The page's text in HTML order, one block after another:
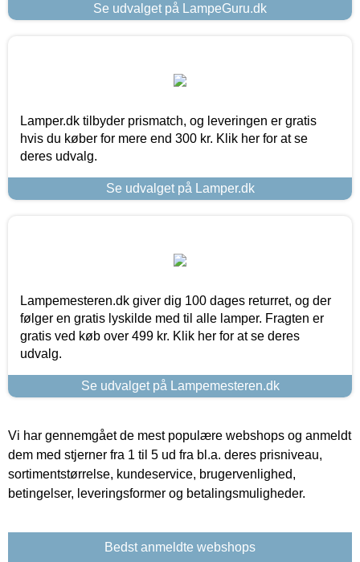
Se udvalget på LampeGuru.dk
Lamper.dk tilbyder prismatch, og leveringen er gratis
hvis du køber for mere end 300 kr. Klik her for at se
deres udvalg.
Se udvalget på Lamper.dk
Lampemesteren.dk giver dig 100 dages returret, og der
følger en gratis lyskilde med til alle lamper. Fragten er
gratis ved køb over 499 kr. Klik her for at se deres
udvalg.
Se udvalget på Lampemesteren.dk
Vi har gennemgået de mest populære webshops og anmeldt
dem med stjerner fra 1 til 5 ud fra bl.a. deres prisniveau,
sortimentstørrelse, kundeservice, brugervenlighed,
betingelser, leveringsformer og betalingsmuligheder.
Bedst anmeldte webshops